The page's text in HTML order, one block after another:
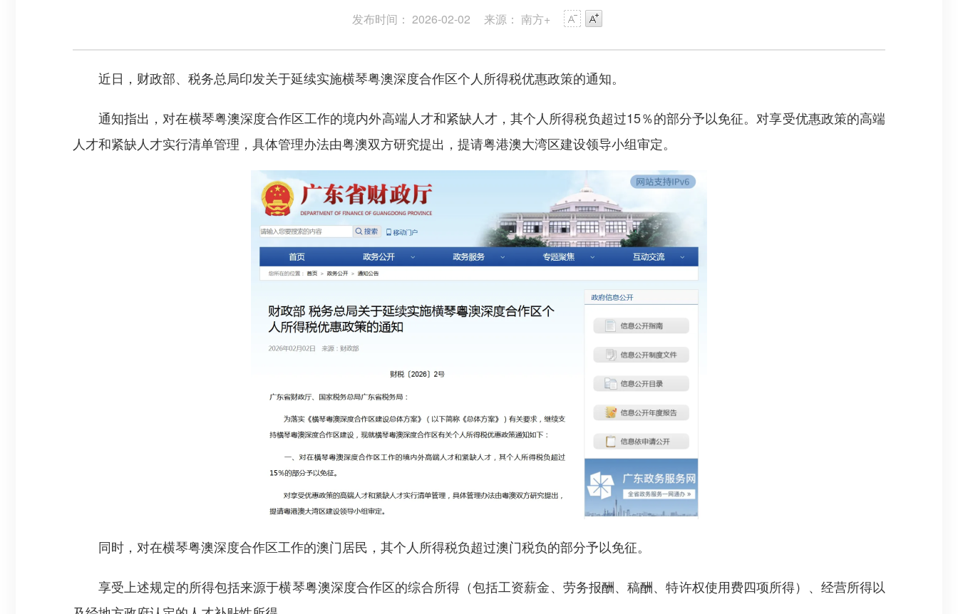
发布时间： 2026-02-02 来源： 南方+
近日，财政部、税务总局印发关于延续实施横琴粤澳深度合作区个人所得税优惠政策的通知。
通知指出，对在横琴粤澳深度合作区工作的境内外高端人才和紧缺人才，其个人所得税负超过15％的部分予以免征。对享受优惠政策的高端
人才和紧缺人才实行清单管理，具体管理办法由粤澳双方研究提出，提请粤港澳大湾区建设领导小组审定。
同时，对在横琴粤澳深度合作区工作的澳门居民，其个人所得税负超过澳门税负的部分予以免征。
享受上述规定的所得包括来源于横琴粤澳深度合作区的综合所得（包括工资薪金、劳务报酬、稿酬、特许权使用费四项所得）、经营所得以